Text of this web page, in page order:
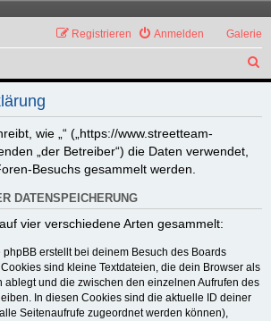
Galerie
Anmelden
Registrieren
u
wie „“ („https://www.streetteam-
„der Betreiber“) die Daten verwendet,
Besuchs gesammelt werden.
DATENSPEICHERUNG
vier verschiedene Arten gesammelt:
phpBB erstellt bei deinem Besuch des Boards
sind kleine Textdateien, die dein Browser als
ablegt und die zwischen den einzelnen Aufrufen des
In diesen Cookies sind die aktuelle ID deiner
Seitenaufrufe zugeordnet werden können),